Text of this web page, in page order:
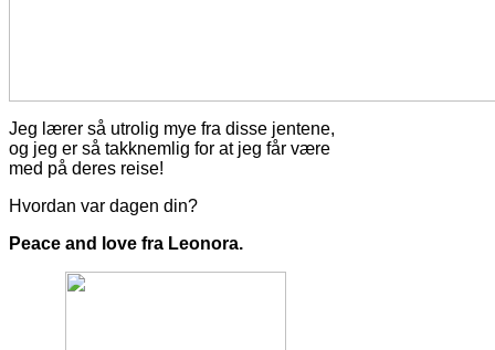
Jeg lærer så utrolig mye fra disse jentene,
og jeg er så takknemlig for at jeg får være
med på deres reise!
Hvordan var dagen din?
Peace and love fra Leonora.